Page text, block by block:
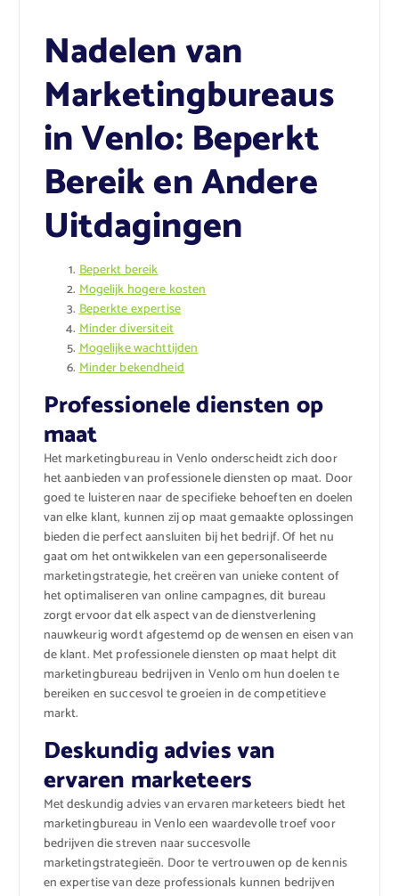
Nadelen van
Marketingbureaus
in Venlo: Beperkt
Bereik en Andere
Uitdagingen
Beperkt bereik
Mogelijk hogere kosten
Beperkte expertise
Minder diversiteit
Mogelijke wachttijden
Minder bekendheid
Professionele diensten op
maat
Het marketingbureau in Venlo onderscheidt zich door
het aanbieden van professionele diensten op maat. Door
goed te luisteren naar de specifieke behoeften en doelen
van elke klant, kunnen zij op maat gemaakte oplossingen
bieden die perfect aansluiten bij het bedrijf. Of het nu
gaat om het ontwikkelen van een gepersonaliseerde
marketingstrategie, het creëren van unieke content of
het optimaliseren van online campagnes, dit bureau
zorgt ervoor dat elk aspect van de dienstverlening
nauwkeurig wordt afgestemd op de wensen en eisen van
de klant. Met professionele diensten op maat helpt dit
marketingbureau bedrijven in Venlo om hun doelen te
bereiken en succesvol te groeien in de competitieve
markt.
Deskundig advies van
ervaren marketeers
Met deskundig advies van ervaren marketeers biedt het
marketingbureau in Venlo een waardevolle troef voor
bedrijven die streven naar succesvolle
marketingstrategieën. Door te vertrouwen op de kennis
en expertise van deze professionals kunnen bedrijven